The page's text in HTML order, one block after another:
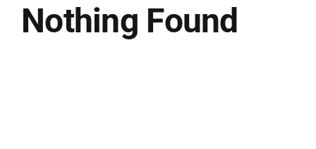
TEENUSED
Nothing Found